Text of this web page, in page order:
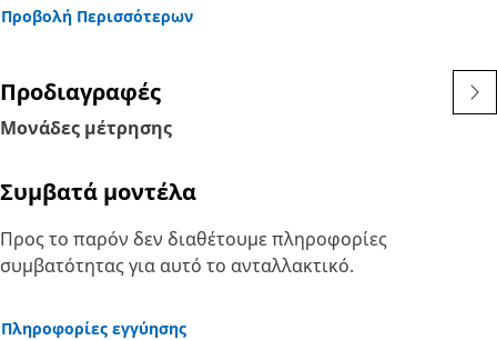
Προβολή Περισσότερων
Προδιαγραφές
Μονάδες μέτρησης
Συμβατά μοντέλα
Προς το παρόν δεν διαθέτουμε πληροφορίες
συμβατότητας για αυτό το ανταλλακτικό.
Πληροφορίες εγγύησης